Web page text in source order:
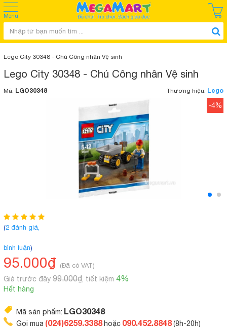
Menu
Lego City 30348 - Chú Công nhân Vệ sinh
Lego City 30348 - Chú Công nhân Vệ sinh
Mã: LGO30348 Thương hiệu: Lego
-4%
(2 đánh giá,
bình luận)
95.000₫ (Đã có VAT)
Giá trước đây 99.000₫ , tiết kiệm 4%
Hết hàng
Mã sản phẩm: LGO30348
Gọi mua (024)6259.3388 hoặc 090.452.8848(8h-20h)